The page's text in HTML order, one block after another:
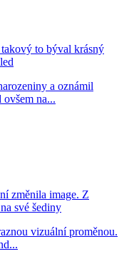
takový to býval krásný
a oznámil
ovšem na...
změnila image. Z
své šediny
vizuální proměnou.